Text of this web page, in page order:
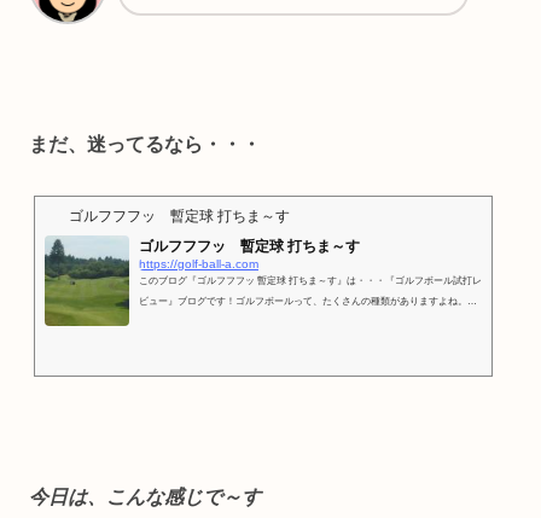
まだ、迷ってるなら・・・
ゴルフフフッ 暫定球 打ちま～す
ゴルフフフッ 暫定球 打ちま～す
https://golf-ball-a.com
このブログ『ゴルフフフッ 暫定球 打ちま～す』は・・・『ゴルフボール試打レ
ビュー』ブログです！ゴルフボールって、たくさんの種類がありますよね。た
今日は、こんな感じで～す